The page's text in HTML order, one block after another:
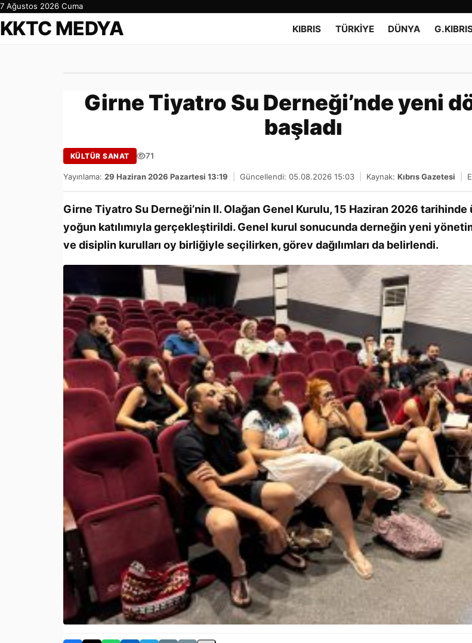
7 Ağustos 2026 Cuma
KKTC MEDYA KIBRIS TÜRKİYE DÜNYA
Girne Tiyatro Su Derneği’nde yeni
başladı
KÜLTÜR SANAT 71
Yayınlama: 29 Haziran 2026 Pazartesi 13:19 Güncellendi: 05.08.2026 15:03 Kaynak: Kıbrıs Gazetesi
Girne Tiyatro Su Derneği’nin II. Olağan Genel Kurulu, 15 Haziran 2026
yoğun katılımıyla gerçekleştirildi. Genel kurul sonucunda derneğin yeni
ve disiplin kurulları oy birliğiyle seçilirken, görev dağılımları da belirlendi.